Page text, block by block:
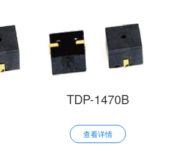
TDP-1470B
查看详情